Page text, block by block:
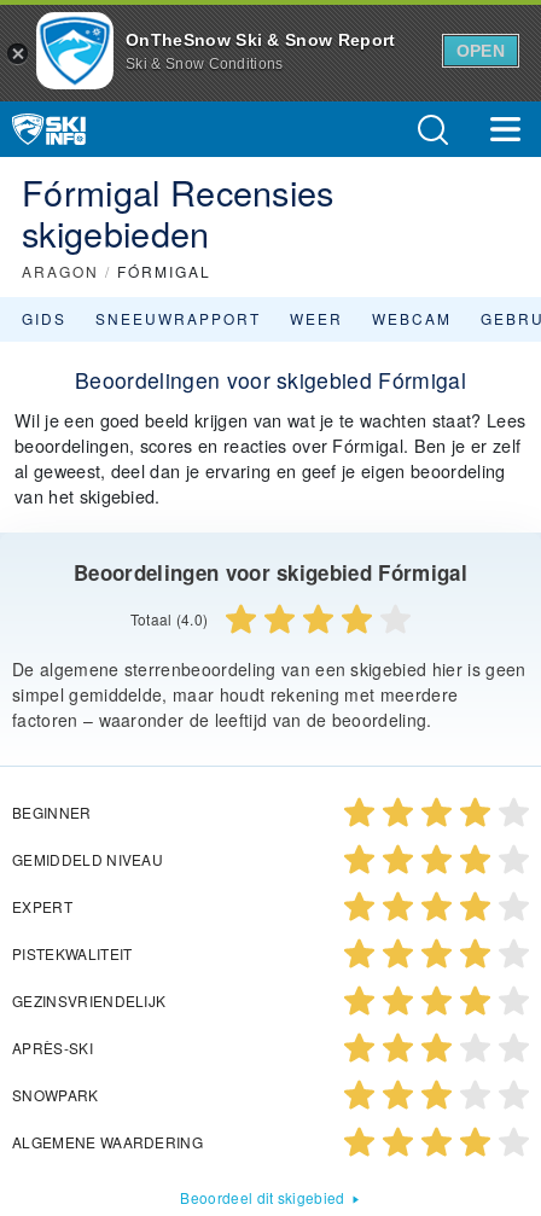
OnTheSnow Ski & Snow Report
Ski & Snow Conditions
OPEN
Fórmigal Recensies
skigebieden
ARAGON / FÓRMIGAL
GIDS SNEEUWRAPPORT WEER WEBCAM
Beoordelingen voor skigebied Fórmigal
Wil je een goed beeld krijgen van wat je te wachten staat? Lees
beoordelingen, scores en reacties over Fórmigal. Ben je er zelf
al geweest, deel dan je ervaring en geef je eigen beoordeling
van het skigebied.
Beoordelingen voor skigebied Fórmigal
Totaal (4.0)
De algemene sterrenbeoordeling van een skigebied hier is geen
simpel gemiddelde, maar houdt rekening met meerdere
factoren – waaronder de leeftijd van de beoordeling.
BEGINNER
GEMIDDELD NIVEAU
EXPERT
PISTEKWALITEIT
GEZINSVRIENDELIJK
APRÈS-SKI
SNOWPARK
ALGEMENE WAARDERING
Beoordeel dit skigebied